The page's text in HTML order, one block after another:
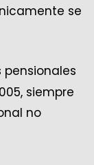
se
pensionales
siempre
no